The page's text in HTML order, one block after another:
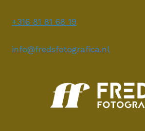
+316 81 81 68 19
info@fredsfotografica.nl